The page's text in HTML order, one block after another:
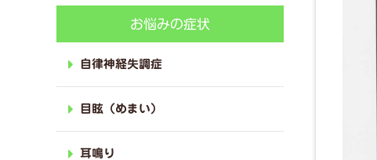
お悩みの症状
自律神経失調症
目眩（めまい）
耳鳴り